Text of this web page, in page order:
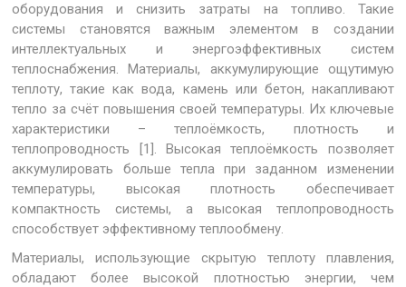
оборудования и снизить затраты на топливо. Такие
системы становятся важным элементом в создании
интеллектуальных и энергоэффективных систем
теплоснабжения. Материалы, аккумулирующие ощутимую
теплоту, такие как вода, камень или бетон, накапливают
тепло за счёт повышения своей температуры. Их ключевые
характеристики – теплоёмкость, плотность и
теплопроводность [1]. Высокая теплоёмкость позволяет
аккумулировать больше тепла при заданном изменении
температуры, высокая плотность обеспечивает
компактность системы, а высокая теплопроводность
способствует эффективному теплообмену.
Материалы, использующие скрытую теплоту плавления,
обладают более высокой плотностью энергии, чем